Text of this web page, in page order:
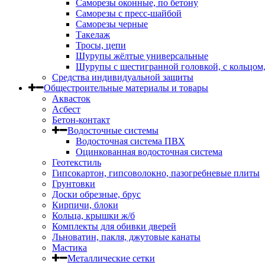
Саморезы оконные, по бетону
Саморезы с пресс-шайбой
Саморезы черные
Такелаж
Тросы, цепи
Шурупы жёлтые универсальные
Шурупы с шестигранной головкой, с
Средства индивидуальной защиты
Общестроительные материалы и товары
Аквасток
Асбест
Бетон-контакт
Водосточные системы
Водосточная система ПВХ
Оцинкованная водосточная система
Геотекстиль
Гипсокартон, гипсоволокно, пазогребневые плиты
Грунтовки
Доски обрезные, брус
Кирпичи, блоки
Кольца, крышки ж/б
Комплекты для обивки дверей
Льноватин, пакля, джутовые канаты
Мастика
Металлические сетки